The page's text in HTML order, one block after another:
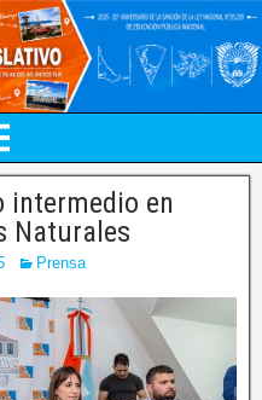
intermedio en
Naturales
Prensa